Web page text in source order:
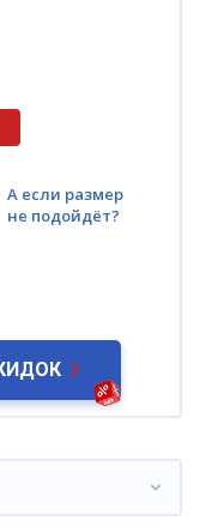
А если размер
не подойдёт?